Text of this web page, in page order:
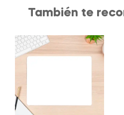
También te